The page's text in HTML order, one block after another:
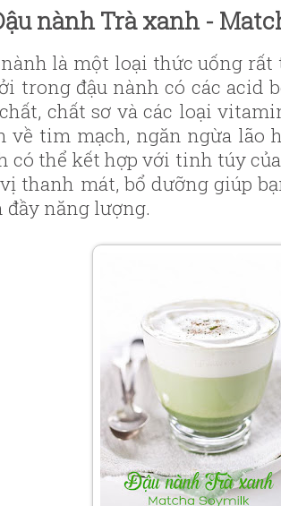
nành Trà xanh -
nành là một loại thức uống
trong đậu nành có các acid
chất sơ và các loại
về tim mạch, ngăn ngừa lão
có thể kết hợp với tinh túy
thanh mát, bổ dưỡng giúp
năng lượng.